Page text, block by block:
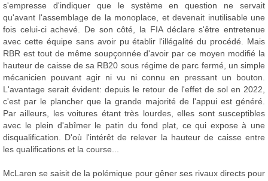
s'empresse d'indiquer que le système en question ne servait
qu'avant l'assemblage de la monoplace, et devenait inutilisable une
fois celui-ci achevé. De son côté, la FIA déclare s'être entretenue
avec cette équipe sans avoir pu établir l'illégalité du procédé. Mais
RBR est tout de même soupçonnée d'avoir par ce moyen modifié la
hauteur de caisse de sa RB20 sous régime de parc fermé, un simple
mécanicien pouvant agir ni vu ni connu en pressant un bouton.
L'avantage serait évident: depuis le retour de l'effet de sol en 2022,
c'est par le plancher que la grande majorité de l'appui est généré.
Par ailleurs, les voitures étant très lourdes, elles sont susceptibles
avec le plein d'abîmer le patin du fond plat, ce qui expose à une
disqualification. D'où l'intérêt de relever la hauteur de caisse entre
les qualifications et la course...
McLaren se saisit de la polémique pour gêner ses rivaux directs pour